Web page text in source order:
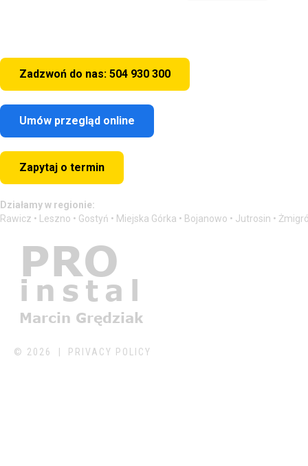
Zadzwoń do nas: 504 930 300
Umów przegląd online
Zapytaj o termin
Działamy w regionie:
Rawicz • Leszno • Gostyń • Miejska Górka • Bojanowo • Jutrosin •
© 2026 PRIVACY POLICY